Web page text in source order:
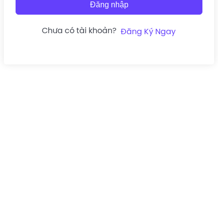
Đăng nhập
Chưa có tài khoản? Đăng Ký Ngay